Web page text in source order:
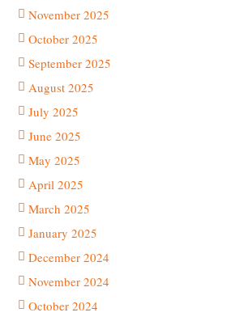
November 2025
October 2025
September 2025
August 2025
July 2025
June 2025
May 2025
April 2025
March 2025
January 2025
December 2024
November 2024
October 2024